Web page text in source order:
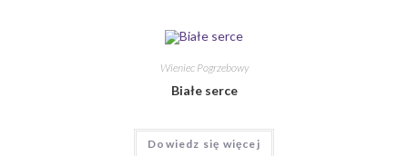
Wieniec Pogrzebowy
Białe serce
Dowiedz się więcej